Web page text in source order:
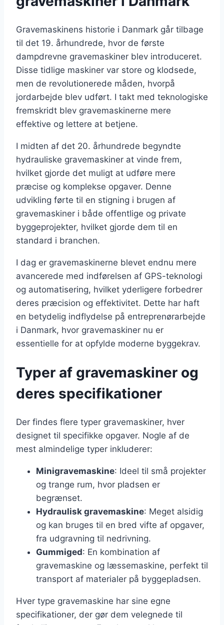
Gravemaskinens historie i Danmark går tilbage
til det 19. århundrede, hvor de første
dampdrevne gravemaskiner blev introduceret.
Disse tidlige maskiner var store og klodsede,
men de revolutionerede måden, hvorpå
jordarbejde blev udført. I takt med teknologiske
fremskridt blev gravemaskinerne mere
effektive og lettere at betjene.
I midten af det 20. århundrede begyndte
hydrauliske gravemaskiner at vinde frem,
hvilket gjorde det muligt at udføre mere
præcise og komplekse opgaver. Denne
udvikling førte til en stigning i brugen af
gravemaskiner i både offentlige og private
byggeprojekter, hvilket gjorde dem til en
standard i branchen.
I dag er gravemaskinerne blevet endnu mere
avancerede med indførelsen af GPS-teknologi
og automatisering, hvilket yderligere forbedrer
deres præcision og effektivitet. Dette har haft
en betydelig indflydelse på entreprenørarbejde
i Danmark, hvor gravemaskiner nu er
essentielle for at opfylde moderne byggekrav.
Typer af gravemaskiner og
deres specifikationer
Der findes flere typer gravemaskiner, hver
designet til specifikke opgaver. Nogle af de
mest almindelige typer inkluderer:
Minigravemaskine: Ideel til små projekter
og trange rum, hvor pladsen er
begrænset.
Hydraulisk gravemaskine: Meget alsidig
og kan bruges til en bred vifte af opgaver,
fra udgravning til nedrivning.
Gummiged: En kombination af
gravemaskine og læssemaskine, perfekt til
transport af materialer på byggepladsen.
Hver type gravemaskine har sine egne
specifikationer, der gør dem velegnede til